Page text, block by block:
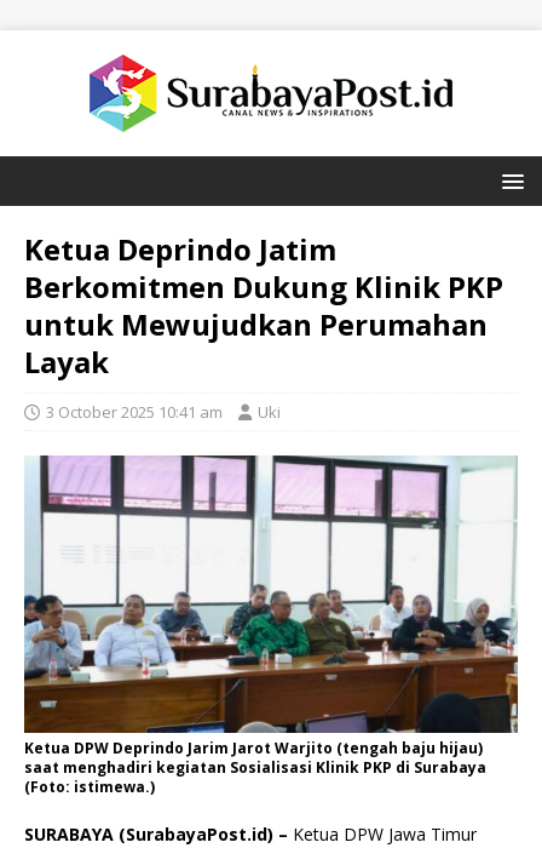
Ketua Deprindo Jatim
Berkomitmen Dukung Klinik PKP
untuk Mewujudkan Perumahan
Layak
3 October 2025 10:41 am Uki
Ketua DPW Deprindo Jarim Jarot Warjito (tengah baju hijau)
saat menghadiri kegiatan Sosialisasi Klinik PKP di Surabaya
(Foto: istimewa.)
SURABAYA (SurabayaPost.id) – Ketua DPW Jawa Timur